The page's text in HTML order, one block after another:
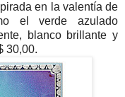
en la valentía de
el verde azulado
blanco brillante y
30,00.